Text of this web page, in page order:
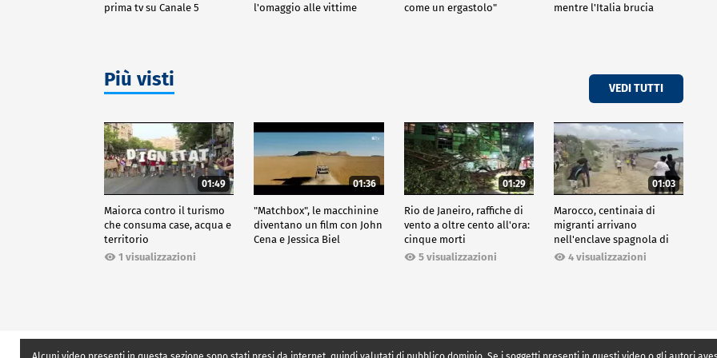
prima tv su Canale 5
l'omaggio alle vittime
come un ergastolo"
mentre l'Italia brucia
Più visti VEDI TUTTI
01:49
Maiorca contro il turismo
che consuma case, acqua e
territorio
1 visualizzazioni
01:36
"Matchbox", le macchinine
diventano un film con John
Cena e Jessica Biel
01:29
Rio de Janeiro, raffiche di
vento a oltre cento all'ora:
cinque morti
5 visualizzazioni
01:03
Marocco, centinaia di
migranti arrivano
nell'enclave spagnola di
Ceuta4 visualizzazioni